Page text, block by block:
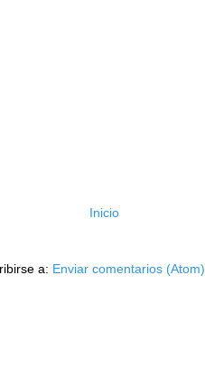
Inicio
a: Enviar comentarios (Atom)